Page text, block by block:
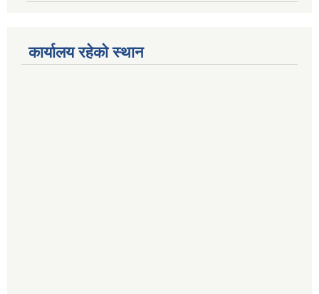
कार्यालय रहेको स्थान